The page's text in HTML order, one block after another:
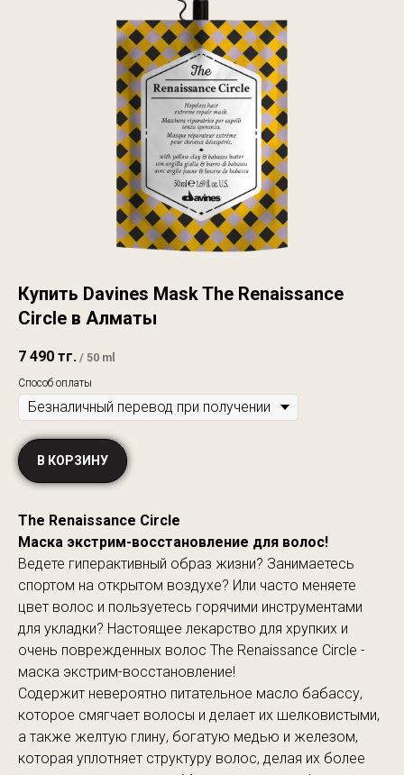
Купить Davines Mask The Renaissance
Circle в Алматы
7 490 тг. / 50 ml
Способ оплаты
В КОРЗИНУ
The Renaissance Circle
Маска экстрим-восстановление для волос!
Ведете гиперактивный образ жизни? Занимаетесь
спортом на открытом воздухе? Или часто меняете
цвет волос и пользуетесь горячими инструментами
для укладки? Настоящее лекарство для хрупких и
очень поврежденных волос The Renaissance Circle -
маска экстрим-восстановление!
Содержит невероятно питательное масло бабассу,
которое смягчает волосы и делает их шелковистыми,
а также желтую глину, богатую медью и железом,
которая уплотняет структуру волос, делая их более